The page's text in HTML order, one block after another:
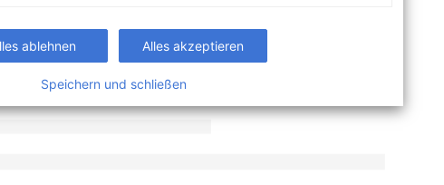
ablehnen Alles akzeptieren
Speichern und schließen